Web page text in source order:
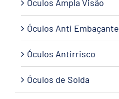
Óculos Ampla Visão
Óculos Anti Embaçante
Óculos Antirrisco
Óculos de Solda